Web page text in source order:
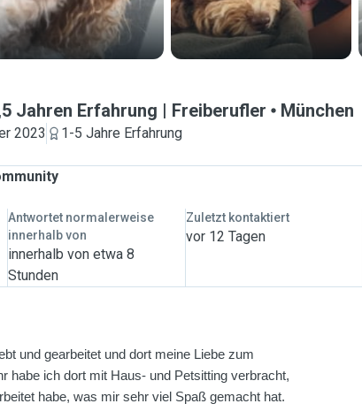
Jahren Erfahrung | Freiberufler München
2023
1-5 Jahre Erfahrung
Antwortet normalerweise
innerhalb von
innerhalb von etwa 8
Stunden
Zuletzt kontaktiert
vor 12 Tagen
und gearbeitet und dort meine Liebe zum
habe ich dort mit Haus- und Petsitting verbracht,
habe, was mir sehr viel Spaß gemacht hat.